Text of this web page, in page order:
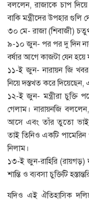
বললেন, রাজাকে চাপ দিয়ে
বাকি মন্ত্রীদের উপহার গুলি
৩০ মে- রাজা (শিবাজী)
৯-১০ জুন- পর পর দু দিন
বর্ষার আগে কাজটা যেন হয়ে
১১-ই জুন- নারায়ন জি খবর
নিয়ে দস্তখত করে দিয়েছেন,
১২-ই জুন- মন্ত্রীরা চুক্তি
গেলাম। নারায়নজি
আসে এবং তাঁর তুতো ভাই
তাই তিনিও একটি পামেরিন
নিলাম।
১৩-ই জুন-রাহিরি (রায়গড়)
শান্তি ও ব্যবসা চুক্তিটি
যদিও এই ঐতিহাসিক